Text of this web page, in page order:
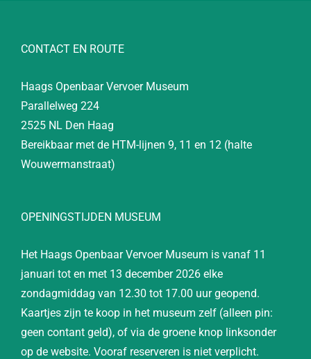
CONTACT EN ROUTE
Haags Openbaar Vervoer Museum
Parallelweg 224
2525 NL Den Haag
Bereikbaar met de HTM-lijnen 9, 11 en 12 (halte
Wouwermanstraat)
OPENINGSTIJDEN MUSEUM
Het Haags Openbaar Vervoer Museum is vanaf 11
januari tot en met 13 december 2026 elke
zondagmiddag van 12.30 tot 17.00 uur geopend.
Kaartjes zijn te koop in het museum zelf (alleen pin:
geen contant geld), of via de groene knop linksonder
op de website. Vooraf reserveren is niet verplicht.